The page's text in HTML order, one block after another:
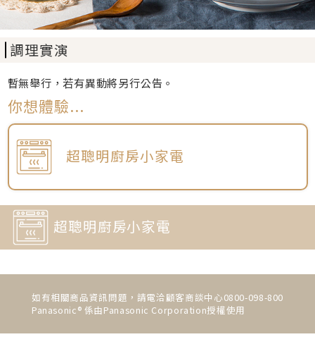
調理實演
暫無舉行，若有異動將另行公告。
你想體驗...
超聰明廚房小家電
超聰明廚房小家電
如有相關商品資訊問題，請電洽顧客商談中心0800-098-800
Panasonic® 係由Panasonic Corporation授權使用